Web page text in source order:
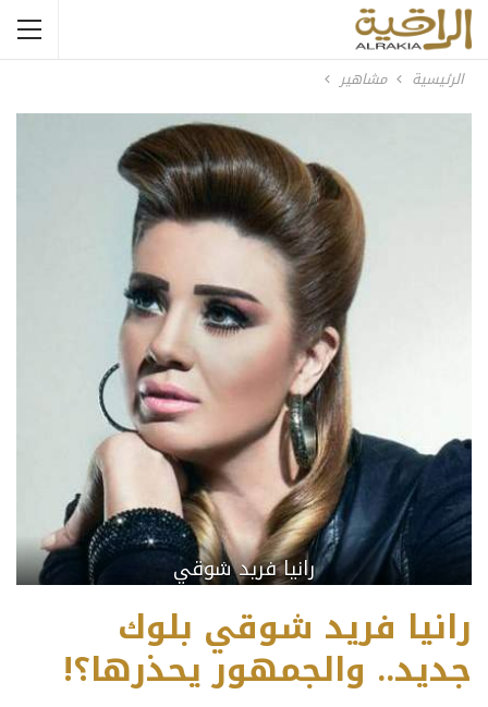
الرئيسية مشاهير
رانيا فريد شوقي
رانيا فريد شوقي بلوك
جديد.. والجمهور يحذرها؟!